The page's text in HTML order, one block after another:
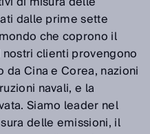
dalle prime sette
che coprono il
clienti provengono
Cina e Corea, nazioni
navali, e la
Siamo leader nel
delle emissioni, il